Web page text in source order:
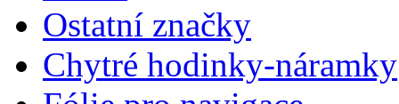
Ostatní značky
Chytré hodinky-náramky